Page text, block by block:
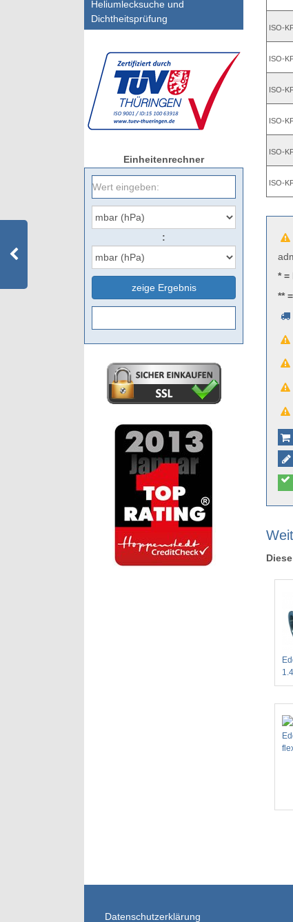
Heliumlecksuche und
Dichtheitsprüfung
Einheitenrechner
:
zeige Ergebnis
ISO-
ISO-
ISO-
ISO-
ISO-
ISO-
* =
**
Datenschutzerklärung